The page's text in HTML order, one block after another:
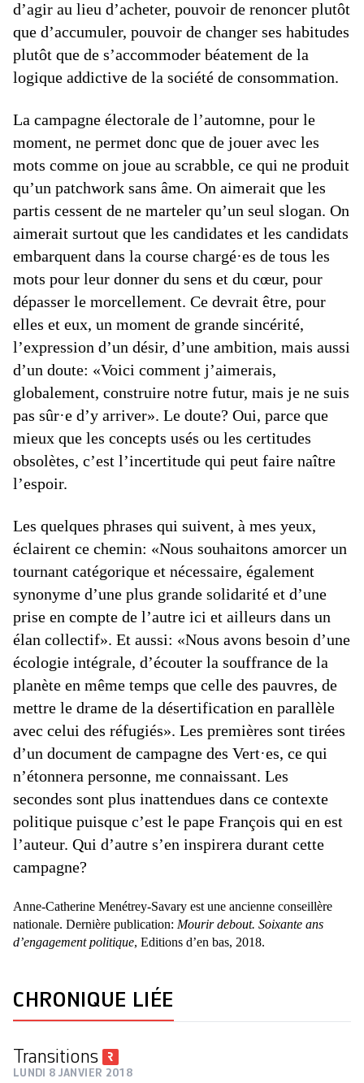
d’agir au lieu d’acheter, pouvoir de renoncer plutôt
que d’accumuler, pouvoir de changer ses habitudes
plutôt que de s’accommoder béatement de la
logique addictive de la société de consommation.
La campagne électorale de l’automne, pour le
moment, ne permet donc que de jouer avec les
mots comme on joue au scrabble, ce qui ne produit
qu’un patchwork sans âme. On aimerait que les
partis cessent de ne marteler qu’un seul slogan. On
aimerait surtout que les candidates et les candidats
embarquent dans la course chargé·es de tous les
mots pour leur donner du sens et du cœur, pour
dépasser le morcellement. Ce devrait être, pour
elles et eux, un moment de grande sincérité,
l’expression d’un désir, d’une ambition, mais aussi
d’un doute: «Voici comment j’aimerais,
globalement, construire notre futur, mais je ne suis
pas sûr·e d’y arriver». Le doute? Oui, parce que
mieux que les concepts usés ou les certitudes
obsolètes, c’est l’incertitude qui peut faire naître
l’espoir.
Les quelques phrases qui suivent, à mes yeux,
éclairent ce chemin: «Nous souhaitons amorcer un
tournant catégorique et nécessaire, également
synonyme d’une plus grande solidarité et d’une
prise en compte de l’autre ici et ailleurs dans un
élan collectif». Et aussi: «Nous avons besoin d’une
écologie intégrale, d’écouter la souffrance de la
planète en même temps que celle des pauvres, de
mettre le drame de la désertification en parallèle
avec celui des réfugiés». Les premières sont tirées
d’un document de campagne des Vert·es, ce qui
n’étonnera personne, me connaissant. Les
secondes sont plus inattendues dans ce contexte
politique puisque c’est le pape François qui en est
l’auteur. Qui d’autre s’en inspirera durant cette
campagne?
Anne-Catherine Menétrey-Savary est une ancienne conseillère
nationale. Dernière publication: Mourir debout. Soixante ans
d’engagement politique, Editions d’en bas, 2018.
CHRONIQUE LIÉE
Transitions
LUNDI 8 JANVIER 2018